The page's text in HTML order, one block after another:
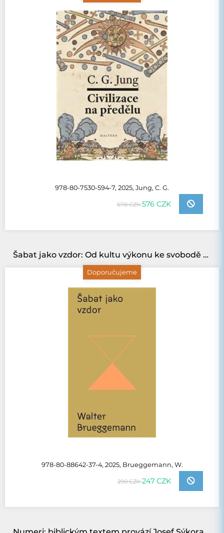
978-80-7530-594-7, 2025, Jung, C. G.
678 CZK576 CZK
Doporučujeme
Šabat jako vzdor: Od kultu výkonu ke svobodě svatého odpočinku/Biblion/
978-80-88642-37-4, 2025, Brueggemann, W.
290 CZK247 CZK